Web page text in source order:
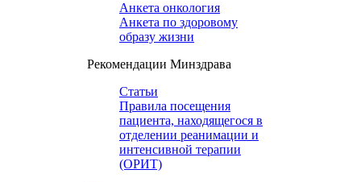
Анкета онкология
Анкета по здоровому
образу жизни
Рекомендации Минздрава
Статьи
Правила посещения
пациента, находящегося в
отделении реанимации и
интенсивной терапии
(ОРИТ)